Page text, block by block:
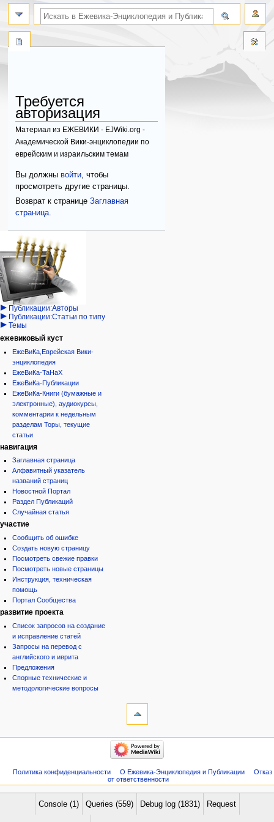
Требуется
авторизация
Материал из ЕЖЕВИКИ - EJWiki.org -
Академической Вики-энциклопедии по
еврейским и израильским темам
Перейти
к
навигации
Перейти
к
поиску
Вы должнывойти , чтобы
просмотреть другие страницы.
Возврат к страницеЗаглавная
страница.
Навигация
персональные инструменты
войти
запрос
учётной
записи
категории
Израиль:Страна и
государство
Иудаизм
Народ
Проекты
Проекты/Участники/
дополнения
Публикации:Авторы
Публикации:Статьи по типу
Темы
поиск по словам
ежевиковый куст
ЕжеВиКа,Еврейская Вики-
энциклопедия
ЕжеВиКа-ТаНаХ
ЕжеВиКа-Публикации
ЕжеВиКа-Книги (бумажные и
электронные), аудиокурсы,
комментарии к недельным
разделам Торы, текущие
статьи
навигация
Заглавная страница
Алфавитный указатель
названий страниц
Новостной Портал
Раздел Публикаций
Случайная статья
участие
Сообщить об ошибке
Создать новую страницу
Посмотреть свежие правки
Посмотреть новые страницы
Инструкция, техническая
помощь
Портал Сообщества
развитие проекта
Список запросов на создание
и исправление статей
Запросы на перевод с
английского и иврита
Предложения
Спорные технические и
методологические вопросы
категории
Народ
Проекты
Проекты/Участники/
дополнения
Публикации:Авторы
Публикации:Статьи по типу
Политика конфиденциальности О Ежевика-Энциклопедия и Публикации
Отказ
от ответственности
Console (1) Queries (559) Debug log (1831) Request